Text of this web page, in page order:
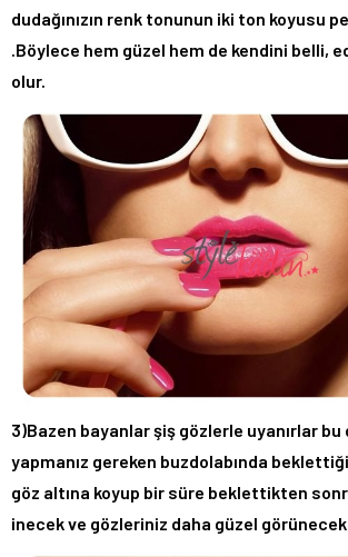
dudağınızın renk tonunun iki ton koyusu
.Böylece hem güzel hem de kendini belli,
olur.
3)Bazen bayanlar şiş gözlerle uyanırlar bu
yapmanız gereken buzdolabında
göz altına koyup bir süre beklettikten
inecek ve gözleriniz daha güzel görünecek.